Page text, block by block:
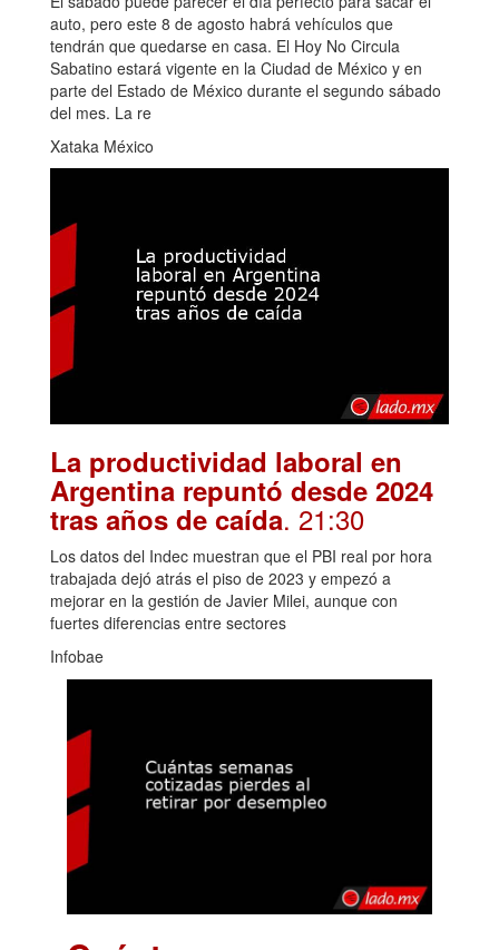
auto, pero este 8 de agosto habrá vehículos que
tendrán que quedarse en casa. El Hoy No Circula
Sabatino estará vigente en la Ciudad de México y en
parte del Estado de México durante el segundo sábado
del mes. La re
Xataka México
La productividad laboral en
Argentina repuntó desde 2024
tras años de caída. 21:30
Los datos del Indec muestran que el PBI real por hora
trabajada dejó atrás el piso de 2023 y empezó a
mejorar en la gestión de Javier Milei, aunque con
fuertes diferencias entre sectores
Infobae